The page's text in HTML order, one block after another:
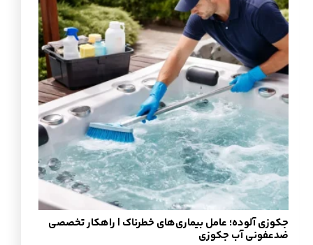
جکوزی آلوده؛ عامل بیماری‌های خطرناک | راهکار تخصصی
ضدعفونی آب جکوزی